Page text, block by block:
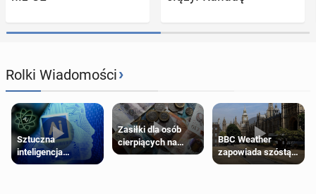
Rolki Wiadomości›
Sztuczna
inteligencja
próbowała oszukać
Zasiłki dla osób
cierpiących na
schorzenia
BBC Weather
zapowiada szóstą
falę upałów w